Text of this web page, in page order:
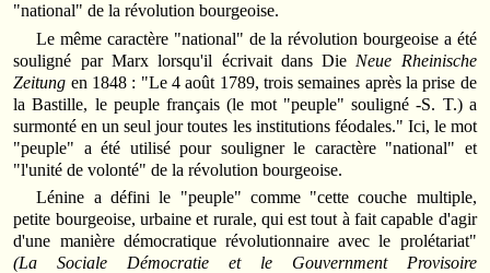
"national" de la révolution bourgeoise.
Le même caractère "national" de la révolution bourgeoise a été
souligné par Marx lorsqu'il écrivait dans Die Neue Rheinische
Zeitung en 1848 : "Le 4 août 1789, trois semaines après la prise de
la Bastille, le peuple français (le mot "peuple" souligné -S. T.) a
surmonté en un seul jour toutes les institutions féodales." Ici, le mot
"peuple" a été utilisé pour souligner le caractère "national" et
"l'unité de volonté" de la révolution bourgeoise.
Lénine a défini le "peuple" comme "cette couche multiple,
petite bourgeoise, urbaine et rurale, qui est tout à fait capable d'agir
d'une manière démocratique révolutionnaire avec le prolétariat"
(La Sociale Démocratie et le Gouvernment Provisoire